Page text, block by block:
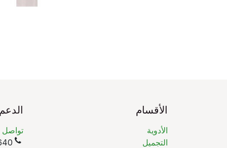
الأقسام
الأدوية
التجميل
تواصل